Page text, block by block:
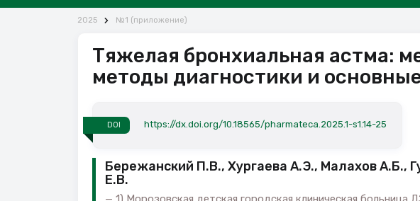
2025 №1 (приложение)
Тяжелая бронхиальная астма:
методы диагностики и
DOI https://dx.doi.org/10.18565/pharmateca.2025.1-s1.14-25
Бережанский П.В., Хургаева А.Э., Малахов А.Б.,
Е.В.